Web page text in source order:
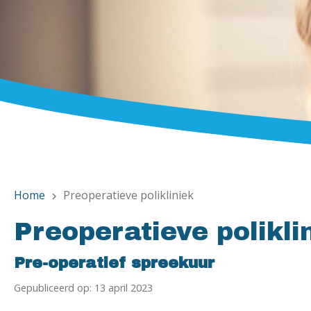
Home chevron_right Preoperatieve polikliniek
Preoperatieve
Pre-operatief spreekuur
Gepubliceerd op: 13 april 2023